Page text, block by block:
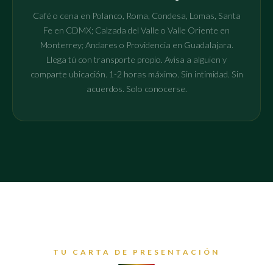
Café o cena en Polanco, Roma, Condesa, Lomas, Santa
Fe en CDMX; Calzada del Valle o Valle Oriente en
Monterrey; Andares o Providencia en Guadalajara.
Llega tú con transporte propio. Avisa a alguien y
comparte ubicación. 1-2 horas máximo. Sin intimidad. Sin
acuerdos. Solo conocerse.
TU CARTA DE PRESENTACIÓN